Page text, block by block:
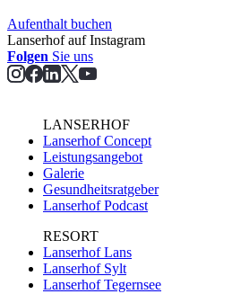
Aufent­halt buchen
Lanserhof auf Instagram
Folgen Sie uns
LANSERHOF
Lanserhof Concept
Leistungsangebot
Galerie
Gesundheitsratgeber
Lanserhof Podcast
RESORT
Lanserhof Lans
Lanserhof Sylt
Lanserhof Tegernsee